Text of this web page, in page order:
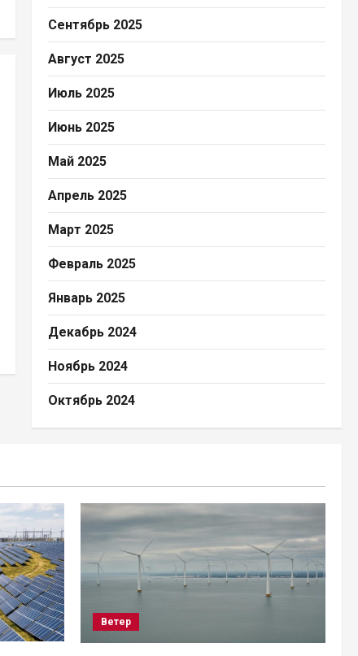
Сентябрь 2025
Август 2025
Июль 2025
Июнь 2025
Май 2025
Апрель 2025
Март 2025
Февраль 2025
Январь 2025
Декабрь 2024
Ноябрь 2024
Октябрь 2024
Ветер